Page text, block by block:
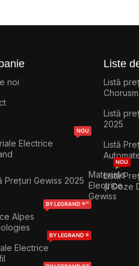
noi
Electrice
NOU
Materiale
Electrice
Gewiss
NOU
Alpes
BY LEGRAND ®™
Electrice
BY LEGRAND ®
Liste
Listă
Listă
2025
Listă
Listă
și Doze